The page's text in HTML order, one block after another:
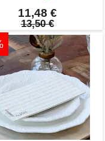
11,48 €
13,50 €